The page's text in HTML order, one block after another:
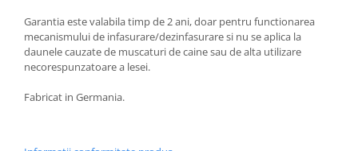
Garantia este valabila timp de 2 ani, doar pentru functionarea
mecanismului de infasurare/dezinfasurare si nu se aplica la
daunele cauzate de muscaturi de caine sau de alta utilizare
necorespunzatoare a lesei.
Fabricat in Germania.